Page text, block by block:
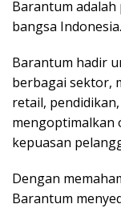
Barantum adalah
bangsa Indonesia.
Barantum hadir
berbagai sektor,
retail,
mengoptimalkan
kepuasan
Dengan
Barantum